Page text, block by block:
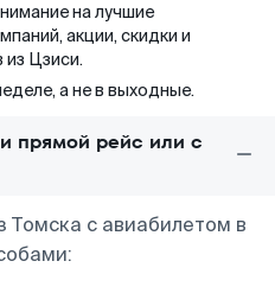
на лучшие
акции, скидки и
Цзиси.
а не в выходные.
прямой рейс или с
с авиабилетом в